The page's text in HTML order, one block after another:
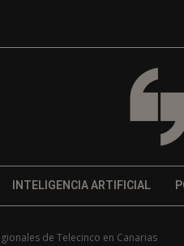
INTELIGENCIA ARTIFICIAL
de Telecinco en Canarias